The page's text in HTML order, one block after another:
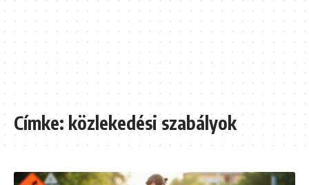
Címke:közlekedési szabályok